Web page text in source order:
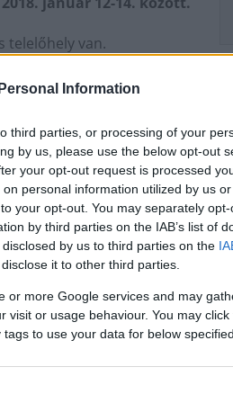
Information
third parties, or processing of your
by us, please use the below opt-out
your opt-out request is processed
personal information utilized by us
your opt-out. You may separately
by third parties on the IAB’s list of
by us to third parties on the
it to other third parties.
or more Google services and may
visit or usage behaviour. You may
to use your data for below
telelőhely van.
télen északról
kárpát-medencei
ugyan, de minden évben
óta ismert
felmérését.A tavalyi
az ország
faj mintegy 6100
csatlakoznak a
keretében. Így ezen a
számolni, így a tervek